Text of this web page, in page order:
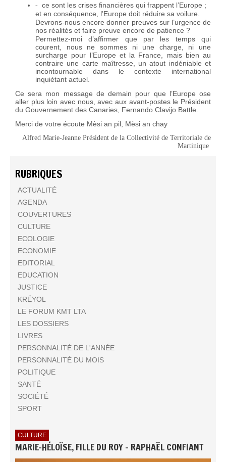
- ce sont les crises financières qui frappent l’Europe ;
et en conséquence, l’Europe doit réduire sa voilure.
Devrons-nous encore donner preuves sur l’urgence de
nos réalités et faire preuve encore de patience ?
Permettez-moi d’affirmer que par les temps qui
courent, nous ne sommes ni une charge, ni une
surcharge pour l’Europe et la France, mais bien au
contraire une carte maîtresse, un atout indéniable et
incontournable dans le contexte international
inquiétant actuel.
Ce sera mon message de demain pour que l’Europe ose
aller plus loin avec nous, avec aux avant-postes le Président
du Gouvernement des Canaries, Fernando Clavijo Battle.
Merci de votre écoute Mèsi an pil, Mèsi an chay
Alfred Marie-Jeanne Président de la Collectivité de Territoriale de
Martinique
RUBRIQUES
ACTUALITÉ
AGENDA
COUVERTURES
CULTURE
ECOLOGIE
ECONOMIE
EDITORIAL
EDUCATION
JUSTICE
KRÉYOL
LE FORUM KMT LTA
LES DOSSIERS
LIVRES
PERSONNALITÉ DE L'ANNÉE
PERSONNALITÉ DU MOIS
POLITIQUE
SANTÉ
SOCIÉTÉ
SPORT
CULTURE
MARIE-HÉLOÏSE, FILLE DU ROY - RAPHAËL CONFIANT